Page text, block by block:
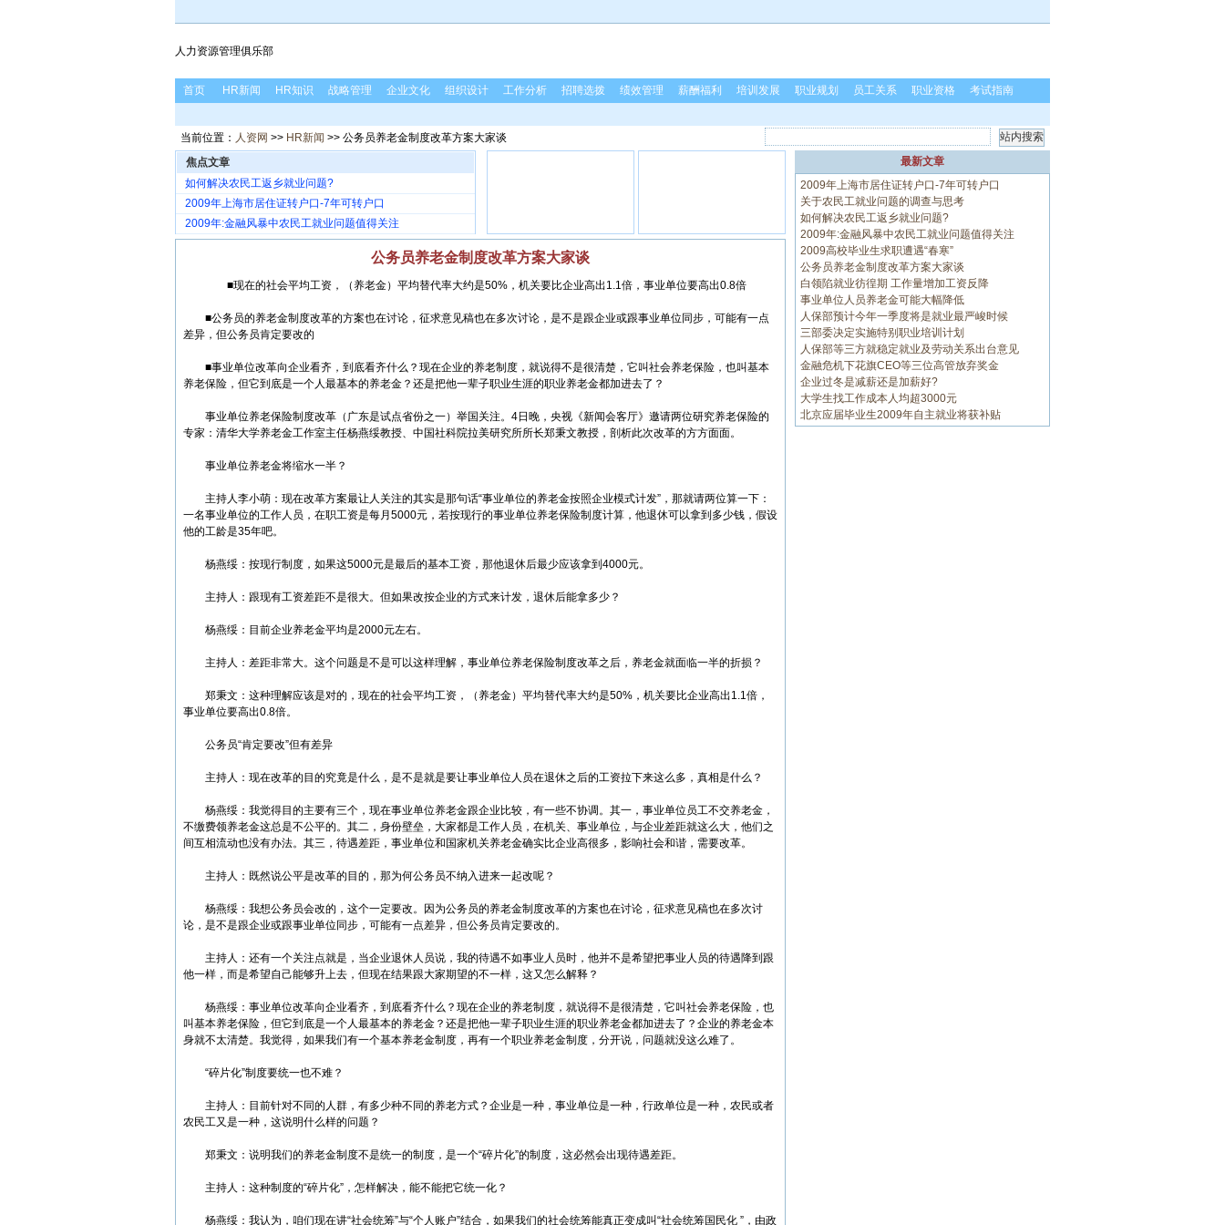
人力资源管理俱乐部
首页 HR新闻 HR知识 战略管理 企业文化 组织设计 工作分析 招聘选拨 绩效管理 薪酬福利 培训发展 职业规划 员工关系 职业资格 考试指南
当前位置： 人资网 >> HR新闻 >> 公务员养老金制度改革方案大家谈
焦点文章
如何解决农民工返乡就业问题?
2009年上海市居住证转户口-7年可转户口
2009年:金融风暴中农民工就业问题值得关注
公务员养老金制度改革方案大家谈
■现在的社会平均工资，（养老金）平均替代率大约是50%，机关要比企业高出1.1倍，事业单位要高出0.8倍
■公务员的养老金制度改革的方案也在讨论，征求意见稿也在多次讨论，是不是跟企业或跟事业单位同步，可能有一点
差异，但公务员肯定要改的
■事业单位改革向企业看齐，到底看齐什么？现在企业的养老制度，就说得不是很清楚，它叫社会养老保险，也叫基本
养老保险，但它到底是一个人最基本的养老金？还是把他一辈子职业生涯的职业养老金都加进去了？
事业单位养老保险制度改革（广东是试点省份之一）举国关注。4日晚，央视《新闻会客厅》邀请两位研究养老保险的
专家：清华大学养老金工作室主任杨燕绥教授、中国社科院拉美研究所所长郑秉文教授，剖析此次改革的方方面面。
事业单位养老金将缩水一半？
主持人李小萌：现在改革方案最让人关注的其实是那句话“事业单位的养老金按照企业模式计发”，那就请两位算一下：
一名事业单位的工作人员，在职工资是每月5000元，若按现行的事业单位养老保险制度计算，他退休可以拿到多少钱，假设
他的工龄是35年吧。
杨燕绥：按现行制度，如果这5000元是最后的基本工资，那他退休后最少应该拿到4000元。
主持人：跟现有工资差距不是很大。但如果改按企业的方式来计发，退休后能拿多少？
杨燕绥：目前企业养老金平均是2000元左右。
主持人：差距非常大。这个问题是不是可以这样理解，事业单位养老保险制度改革之后，养老金就面临一半的折损？
郑秉文：这种理解应该是对的，现在的社会平均工资，（养老金）平均替代率大约是50%，机关要比企业高出1.1倍，
事业单位要高出0.8倍。
公务员“肯定要改”但有差异
主持人：现在改革的目的究竟是什么，是不是就是要让事业单位人员在退休之后的工资拉下来这么多，真相是什么？
杨燕绥：我觉得目的主要有三个，现在事业单位养老金跟企业比较，有一些不协调。其一，事业单位员工不交养老金，
不缴费领养老金这总是不公平的。其二，身份壁垒，大家都是工作人员，在机关、事业单位，与企业差距就这么大，他们之
间互相流动也没有办法。其三，待遇差距，事业单位和国家机关养老金确实比企业高很多，影响社会和谐，需要改革。
主持人：既然说公平是改革的目的，那为何公务员不纳入进来一起改呢？
杨燕绥：我想公务员会改的，这个一定要改。因为公务员的养老金制度改革的方案也在讨论，征求意见稿也在多次讨
论，是不是跟企业或跟事业单位同步，可能有一点差异，但公务员肯定要改的。
主持人：还有一个关注点就是，当企业退休人员说，我的待遇不如事业人员时，他并不是希望把事业人员的待遇降到跟
他一样，而是希望自己能够升上去，但现在结果跟大家期望的不一样，这又怎么解释？
杨燕绥：事业单位改革向企业看齐，到底看齐什么？现在企业的养老制度，就说得不是很清楚，它叫社会养老保险，也
叫基本养老保险，但它到底是一个人最基本的养老金？还是把他一辈子职业生涯的职业养老金都加进去了？企业的养老金本
身就不太清楚。我觉得，如果我们有一个基本养老金制度，再有一个职业养老金制度，分开说，问题就没这么难了。
“碎片化”制度要统一也不难？
主持人：目前针对不同的人群，有多少种不同的养老方式？企业是一种，事业单位是一种，行政单位是一种，农民或者
农民工又是一种，这说明什么样的问题？
郑秉文：说明我们的养老金制度不是统一的制度，是一个“碎片化”的制度，这必然会出现待遇差距。
主持人：这种制度的“碎片化”，怎样解决，能不能把它统一化？
杨燕绥：我认为，咱们现在讲“社会统筹”与“个人账户”结合，如果我们的社会统筹能真正变成叫“社会统筹国民化 ”，由政
最新文章
2009年上海市居住证转户口-7年可转户口
关于农民工就业问题的调查与思考
如何解决农民工返乡就业问题?
2009年:金融风暴中农民工就业问题值得关注
2009高校毕业生求职遭遇“春寒”
公务员养老金制度改革方案大家谈
白领陷就业彷徨期 工作量增加工资反降
事业单位人员养老金可能大幅降低
人保部预计今年一季度将是就业最严峻时候
三部委决定实施特别职业培训计划
人保部等三方就稳定就业及劳动关系出台意见
金融危机下花旗CEO等三位高管放弃奖金
企业过冬是减薪还是加薪好?
大学生找工作成本人均超3000元
北京应届毕业生2009年自主就业将获补贴